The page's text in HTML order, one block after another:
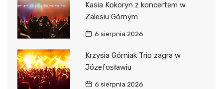
Kasia Kokoryn z koncertem w
Zalesiu Górnym
6 sierpnia 2026
Krzysia Górniak Trio zagra w
Józefosławiu
6 sierpnia 2026